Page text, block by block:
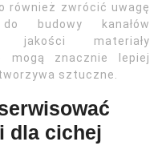
również zwrócić uwagę
budowy kanałów
jakości materiały
mogą znacznie lepiej
sztuczne.
dla cichej